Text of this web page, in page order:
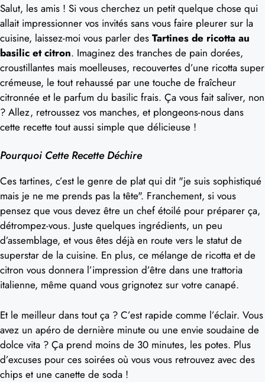
Salut, les amis ! Si vous cherchez un petit quelque chose qui
allait impressionner vos invités sans vous faire pleurer sur la
cuisine, laissez-moi vous parler des Tartines de ricotta au
basilic et citron. Imaginez des tranches de pain dorées,
croustillantes mais moelleuses, recouvertes d’une ricotta super
crémeuse, le tout rehaussé par une touche de fraîcheur
citronnée et le parfum du basilic frais. Ça vous fait saliver, non
? Allez, retroussez vos manches, et plongeons-nous dans
cette recette tout aussi simple que délicieuse !
Pourquoi Cette Recette Déchire
Ces tartines, c’est le genre de plat qui dit "je suis sophistiqué
mais je ne me prends pas la tête". Franchement, si vous
pensez que vous devez être un chef étoilé pour préparer ça,
détrompez-vous. Juste quelques ingrédients, un peu
d’assemblage, et vous êtes déjà en route vers le statut de
superstar de la cuisine. En plus, ce mélange de ricotta et de
citron vous donnera l’impression d’être dans une trattoria
italienne, même quand vous grignotez sur votre canapé.
Et le meilleur dans tout ça ? C’est rapide comme l’éclair. Vous
avez un apéro de dernière minute ou une envie soudaine de
dolce vita ? Ça prend moins de 30 minutes, les potes. Plus
d’excuses pour ces soirées où vous vous retrouvez avec des
chips et une canette de soda !